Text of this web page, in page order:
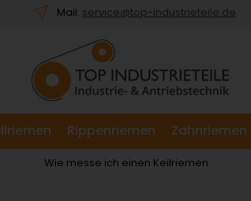
Willkommen.
für
das
Barrierefreiheitsmenü
Mail: service@top-industrieteile.de
Rippenriemen Zahnriemen
Wie messe ich einen Keilriemen